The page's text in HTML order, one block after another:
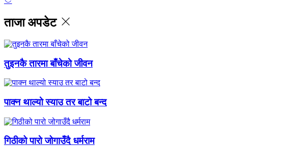
ताजा अपडेट
तुइनकै तारमा बाँचेको जीवन
पाक्न थाल्यो स्याउ तर बाटो बन्द
गिठीको पारो जोगाउँदै धर्मराम